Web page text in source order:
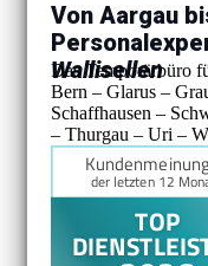
Von Aargau
Wallisellen
Das Temporärbüro
Bern – Glarus –
Schaffhausen –
– Thurgau – Uri –